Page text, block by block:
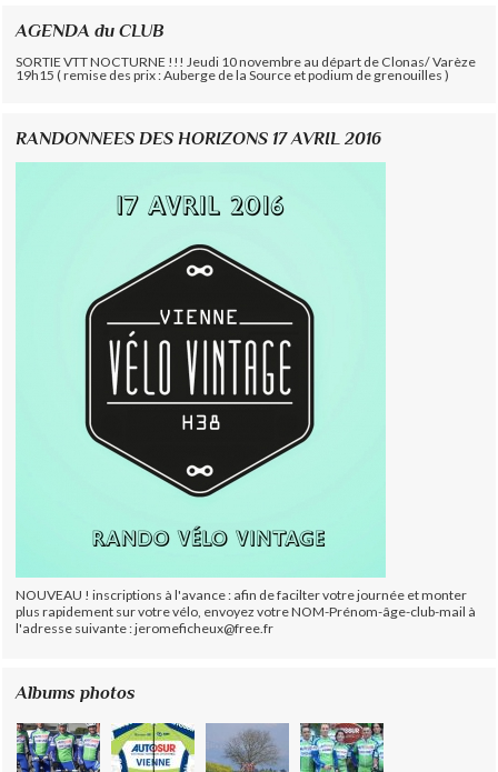
AGENDA du CLUB
SORTIE VTT NOCTURNE !!! Jeudi 10 novembre au départ de Clonas/ Varèze
19h15 ( remise des prix : Auberge de la Source et podium de grenouilles )
RANDONNEES DES HORIZONS 17 AVRIL 2016
NOUVEAU ! inscriptions à l'avance : afin de facilter votre journée et monter
plus rapidement sur votre vélo, envoyez votre NOM-Prénom-âge-club-mail à
l'adresse suivante : jeromeficheux@free.fr
Albums photos